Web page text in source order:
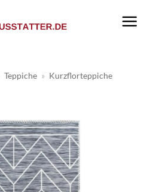
Teppiche » Kurzflorteppiche